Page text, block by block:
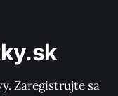
Zaregistrujte sa